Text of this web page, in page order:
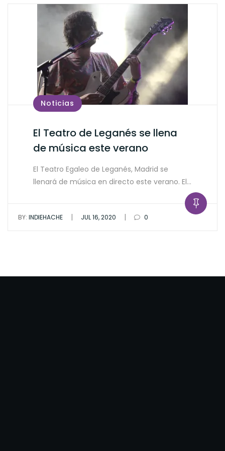
Noticias
El Teatro de Leganés se llena
de música este verano
El Teatro Egaleo de Leganés, Madrid se
llenará de música en directo este verano. El…
BY: INDIEHACHE | JUL 16, 2020 | 0